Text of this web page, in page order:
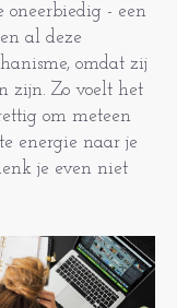
oneerbiedig - een
al deze
omdat zij
zijn. Zo voelt het
om meteen
energie naar je
je even niet